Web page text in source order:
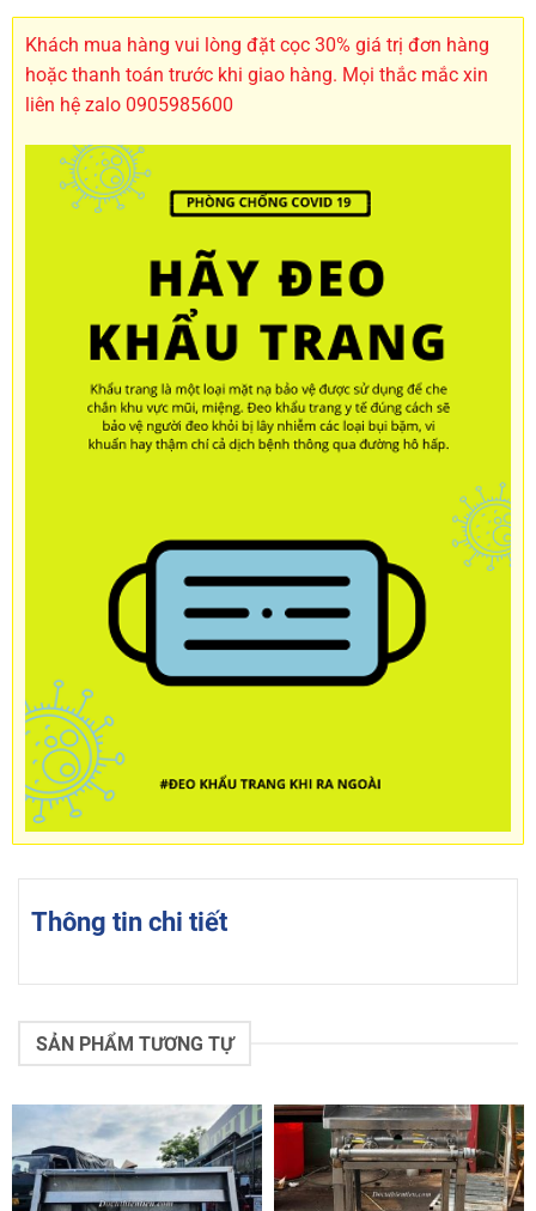
Khách mua hàng vui lòng đặt cọc 30% giá trị đơn hàng
hoặc thanh toán trước khi giao hàng. Mọi thắc mắc xin
liên hệ zalo 0905985600
Thông tin chi tiết
SẢN PHẨM TƯƠNG TỰ